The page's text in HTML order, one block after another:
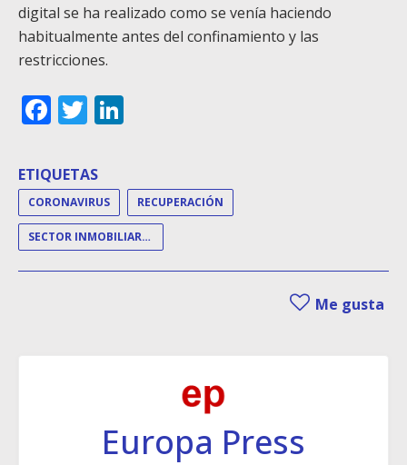
digital se ha realizado como se venía haciendo
habitualmente antes del confinamiento y las
restricciones.
Facebook
Twitter
ETIQUETAS
CORONAVIRUS RECUPERACIÓN
SECTOR INMOBILIARIO
Me gusta
Europa Press